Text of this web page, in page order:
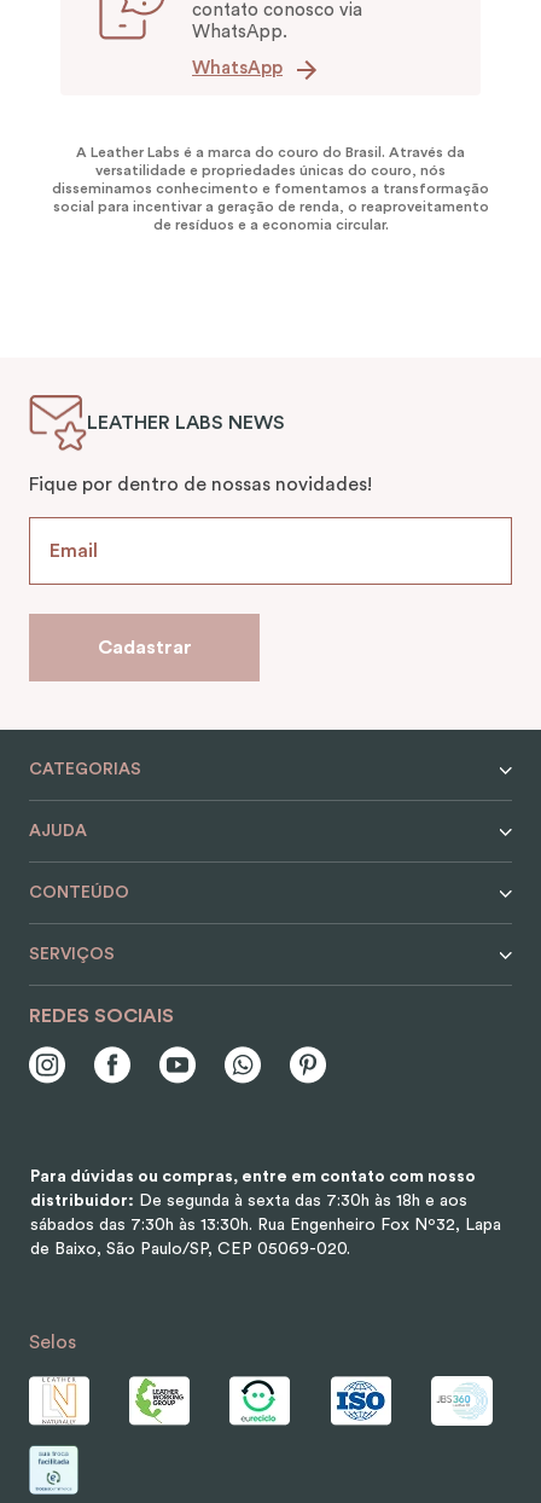
contato conosco via
WhatsApp.
WhatsApp
A Leather Labs é a marca do couro do Brasil. Através da
versatilidade e propriedades únicas do couro, nós
disseminamos conhecimento e fomentamos a transformação
social para incentivar a geração de renda, o reaproveitamento
de resíduos e a economia circular.
LEATHER LABS NEWS
Fique por dentro de nossas novidades!
Cadastrar
CATEGORIAS
AJUDA
CONTEÚDO
SERVIÇOS
REDES SOCIAIS
Para dúvidas ou compras, entre em contato com nosso
distribuidor: De segunda à sexta das 7:30h às 18h e aos
sábados das 7:30h às 13:30h. Rua Engenheiro Fox Nº32, Lapa
de Baixo, São Paulo/SP, CEP 05069-020.
Selos